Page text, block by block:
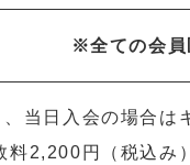
※全ての会員
当⽇⼊会の場合は
2,200円（税込み